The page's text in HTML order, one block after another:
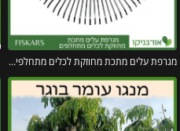
מגרפת עלים מתכת מחוזקת לכלים מתחלפים פיסקארס